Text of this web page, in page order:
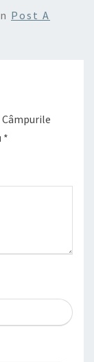
Post A
Câmpurile
*